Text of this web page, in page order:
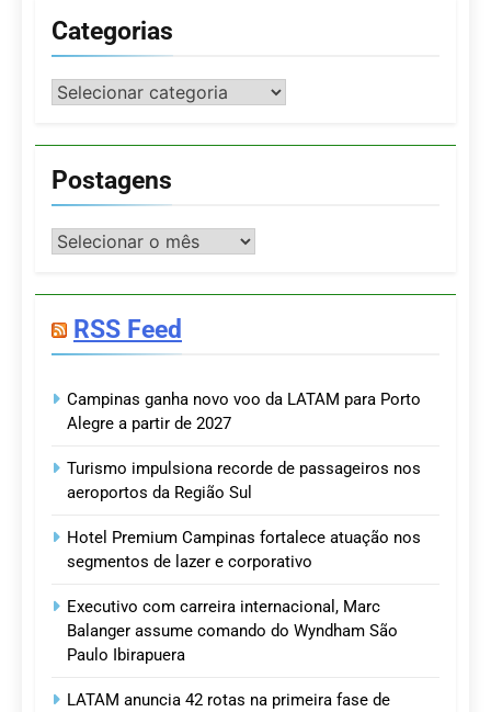
Categorias
Categorias
Postagens
Postagens
RSS Feed
Campinas ganha novo voo da LATAM para Porto
Alegre a partir de 2027
Turismo impulsiona recorde de passageiros nos
aeroportos da Região Sul
Hotel Premium Campinas fortalece atuação nos
segmentos de lazer e corporativo
Executivo com carreira internacional, Marc
Balanger assume comando do Wyndham São
Paulo Ibirapuera
LATAM anuncia 42 rotas na primeira fase de